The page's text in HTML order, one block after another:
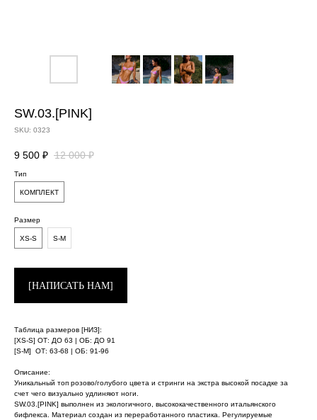
SW.03.[PINK]
SKU: 0323
9 500 ₽ 12 000 ₽
Тип
КОМПЛЕКТ
Размер
XS-S S-M
[НАПИСАТЬ НАМ]
Таблица размеров [НИЗ]:
[XS-S] ОТ: ДО 63 | ОБ: ДО 91
[S-M]
ОТ: 63-68 | ОБ: 91-96
Описание:
Уникальный топ розово/голубого цвета и стринги на экстра высокой посадке за
счет чего визуально удлиняют ноги.
SW.03.[PINK] выполнен из экологичного, высококачественного итальянского
бифлекса. Материал создан из переработанного пластика. Регулируемые